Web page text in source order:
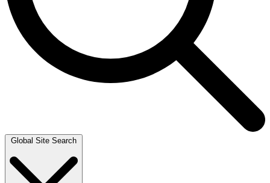
Global Site Search